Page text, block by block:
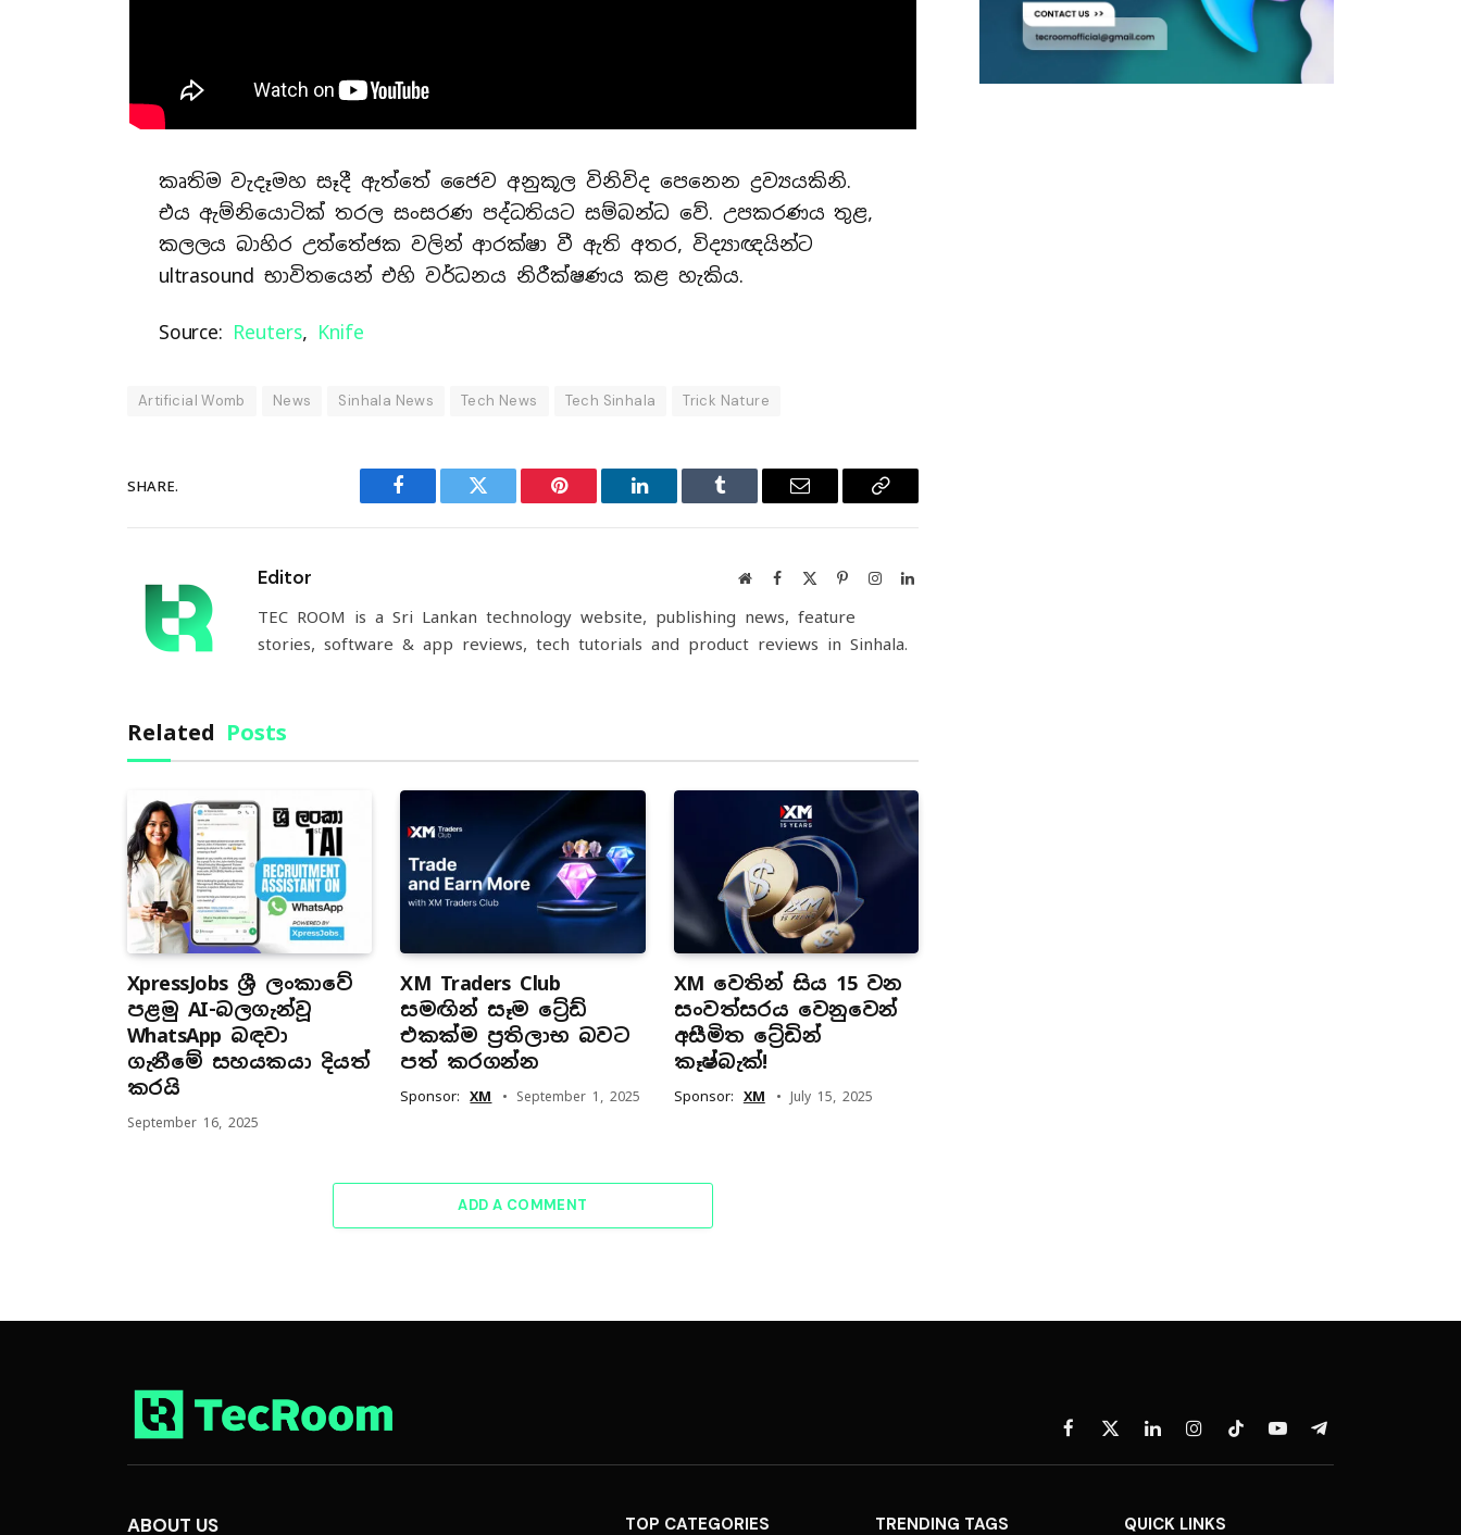
කෘතිම වැදෑමහ සෑදී ඇත්තේ ජෛව අනුකූල විනිවිද පෙනෙන ද්‍රව්‍යයකිනි.
එය ඇම්නියොටික් තරල සංසරණ පද්ධතියට සම්බන්ධ වේ. උපකරණය තුළ,
කලලය බාහිර උත්තේජක වලින් ආරක්ෂා වී ඇති අතර, විද්‍යාඥයින්ට
ultrasound භාවිතයෙන් එහි වර්ධනය නිරීක්ෂණය කළ හැකිය.
Source: Reuters, Knife
Artificial Womb News Sinhala News Tech News Tech Sinhala Trick Nature
SHARE.
Facebook Twitter Pinterest LinkedIn Tumblr Email
Copy
Editor WebsiteFacebook PinterestInstagramLinkedIn
TEC ROOM is a Sri Lankan technology website, publishing news, feature
stories, software & app reviews, tech tutorials and product reviews in Sinhala.
Related Posts
XpressJobs ශ්‍රී ලංකාවේ
පළමු AI-බලගැන්වූ
WhatsApp බඳවා
ගැනීමේ සහයකයා දියත්
කරයි
September 16, 2025
XM Traders Club
සමඟින් සෑම ට්‍රේඩ්
එකක්ම ප්‍රතිලාභ බවට
පත් කරගන්න
Sponsor: XM September 1, 2025
XM වෙතින් සිය 15 වන
සංවත්සරය වෙනුවෙන්
අසීමිත ට්‍රේඩින්
කෑෂ්බැක්!
Sponsor: XM July 15, 2025
ADD A COMMENT
Facebook
X
(Twitter)
LinkedInInstagramTikTokYouTubeTelegram
ABOUT US TOP CATEGORIES TRENDING TAGS QUICK LINKS